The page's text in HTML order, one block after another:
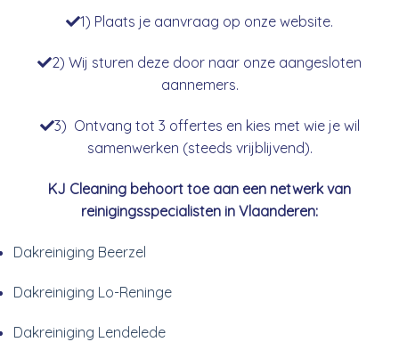
1) Plaats je aanvraag op onze website.
2) Wij sturen deze door naar onze aangesloten
aannemers.
3) Ontvang tot 3 offertes en kies met wie je wil
samenwerken (steeds vrijblijvend).
KJ Cleaning behoort toe aan een netwerk van
reinigingsspecialisten in Vlaanderen:
Dakreiniging Beerzel
Dakreiniging Lo-Reninge
Dakreiniging Lendelede